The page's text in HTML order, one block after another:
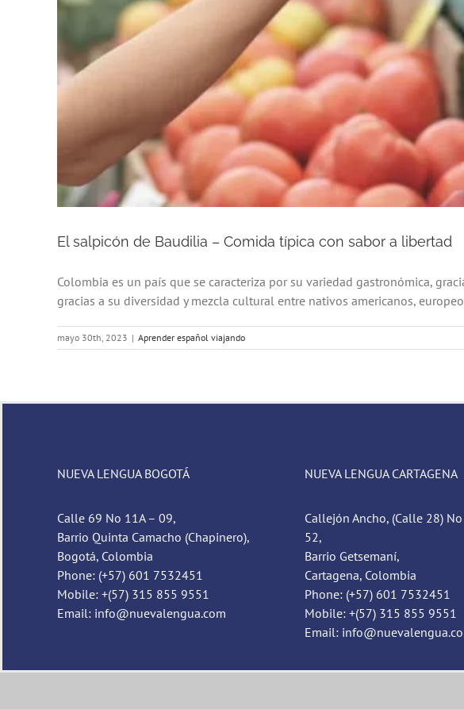
El salpicón de Baudilia – Comida típica con sabor a libertad
Colombia es un país que se caracteriza por su variedad gastronómica,
gracias a su diversidad y mezcla cultural entre nativos americanos,
mayo 30th, 2023 | Aprender español viajando
NUEVA LENGUA BOGOTÁ
Calle 69 No 11A – 09,
Barrio Quinta Camacho (Chapinero),
Bogotá, Colombia
Phone: (+57) 601 7532451
Mobile: +(57) 315 855 9551
Email: info@nuevalengua.com
NUEVA LENGUA CARTAGENA
Callejón Ancho, (Calle 28)
52,
Barrio Getsemaní,
Cartagena, Colombia
Phone: (+57) 601 7532451
Mobile: +(57) 315 855 9551
Email: